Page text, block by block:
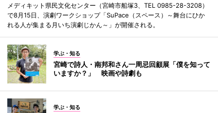
メディキット県民文化センター（宮崎市船塚3、TEL 0985-28-3208）
で8月15日、演劇ワークショップ「SuPace（スペース）～舞台にひか
れる人が集まる月いち演劇じかん～」が開催される。
学ぶ・知る
宮崎で詩人・南邦和さん一周忌回顧展「僕を知って
いますか？」 映画や詩劇も
学ぶ・知る